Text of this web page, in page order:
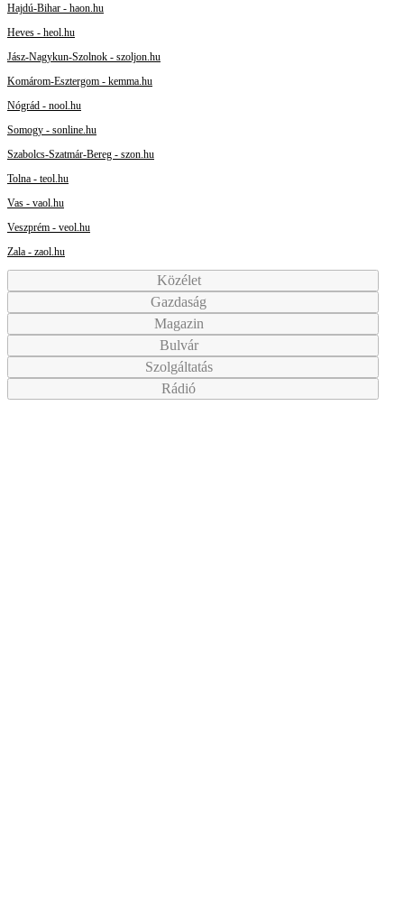
Hajdú-Bihar - haon.hu
Heves - heol.hu
Jász-Nagykun-Szolnok - szoljon.hu
Komárom-Esztergom - kemma.hu
Nógrád - nool.hu
Somogy - sonline.hu
Szabolcs-Szatmár-Bereg - szon.hu
Tolna - teol.hu
Vas - vaol.hu
Veszprém - veol.hu
Zala - zaol.hu
Közélet
Gazdaság
Magazin
Bulvár
Szolgáltatás
Rádió